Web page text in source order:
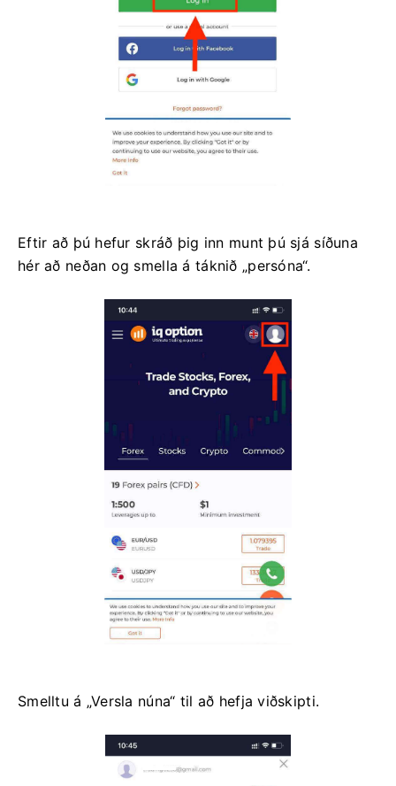
Eftir að þú hefur skráð þig inn munt þú sjá síðuna
hér að neðan og smella á táknið „persóna“.
Smelltu á „Versla núna“ til að hefja viðskipti.